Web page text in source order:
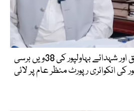
شہید صدر جنرل ضیا الحق اور شہدائے بہاولپور کی 38ویں برسی
کی انکوائری رپورٹ منظر عام پر لائی